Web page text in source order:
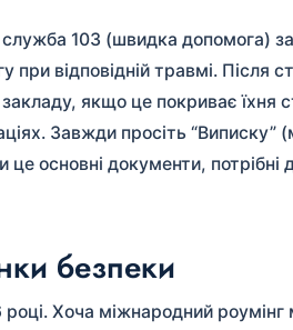
служба 103 (швидка допомога)
відповідній травмі. Після
якщо це покриває їхня
Завжди просіть “Виписку”
це основні документи, потрібні
безпеки
Хоча міжнародний